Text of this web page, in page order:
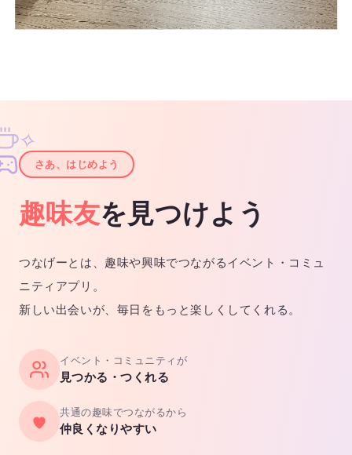
✦
✧
さあ、はじめよう
趣味友を見つけよう
つなげーとは、趣味や興味でつながるイベント・コミュ
ニティアプリ。
新しい出会いが、毎日をもっと楽しくしてくれる。
イベント・コミュニティが
見つかる・つくれる
共通の趣味でつながるから
仲良くなりやすい